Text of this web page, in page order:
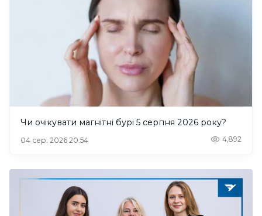
Чи очікувати магнітні бурі 5 серпня 2026 року?
04 сер. 2026 20:54 4,892